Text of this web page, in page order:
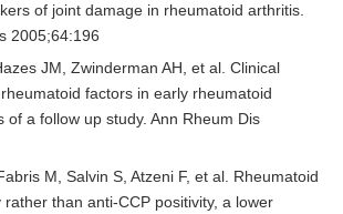
of joint damage in rheumatoid arthritis.
2005;64:196
JM, Zwinderman AH, et al. Clinical
factors in early rheumatoid
of a follow up study. Ann Rheum Dis
M, Salvin S, Atzeni F, et al. Rheumatoid
rather than anti-CCP positivity, a lower